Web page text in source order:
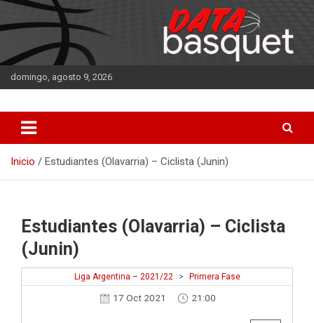
Saltar
al
contenido
domingo, agosto 9, 2026
DATA Basquet
Inicio Estudiantes (Olavarria) – Ciclista (Junin)
Estudiantes (Olavarria) – Ciclista
(Junin)
Liga Argentina – 2021/22 > Primera Fase
17 Oct 2021 21:00